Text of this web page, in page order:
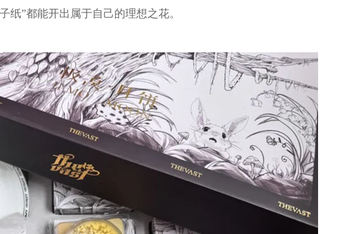
纸”都能开出属于自己的理想之花。